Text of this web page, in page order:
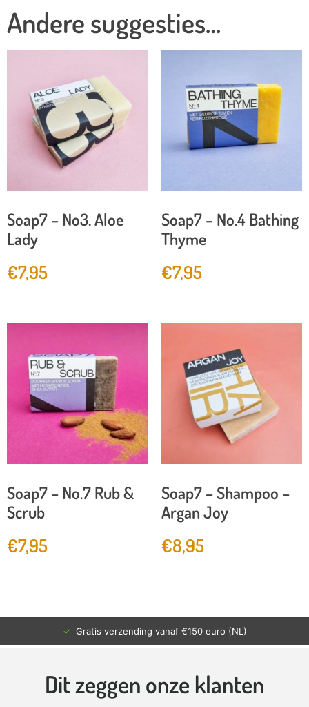
Andere suggesties…
Soap7 – No3. Aloe
Lady
€7,95
Soap7 – No.4 Bathing
Thyme
€7,95
Soap7 – No.7 Rub &
Scrub
€7,95
Soap7 – Shampoo –
Argan Joy
€8,95
✓ Gratis verzending vanaf €150 euro (NL)
Dit zeggen onze klanten